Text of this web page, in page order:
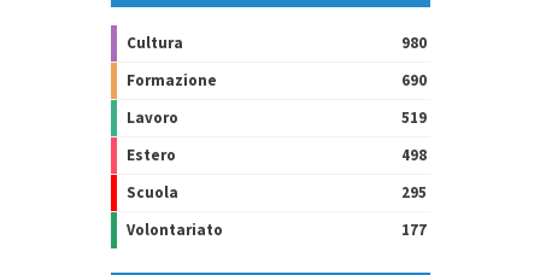
Cultura
980
Formazione
690
Lavoro
519
Estero
498
Scuola
295
Volontariato
177